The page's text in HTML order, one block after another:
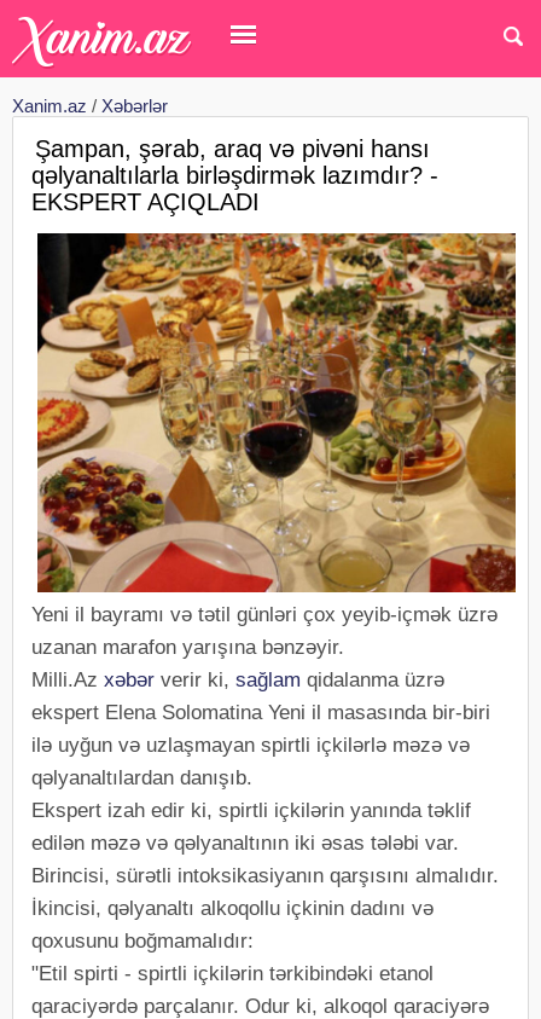
Xanim.az / Xəbərlər
Şampan, şərab, araq və pivəni hansı
qəlyanaltılarla birləşdirmək lazımdır? -
EKSPERT AÇIQLADI
Yeni il bayramı və tətil günləri çox yeyib-içmək üzrə
uzanan marafon yarışına bənzəyir.
Milli.Az xəbər verir ki, sağlam qidalanma üzrə
ekspert Elena Solomatina Yeni il masasında bir-biri
ilə uyğun və uzlaşmayan spirtli içkilərlə məzə və
qəlyanaltılardan danışıb.
Ekspert izah edir ki, spirtli içkilərin yanında təklif
edilən məzə və qəlyanaltının iki əsas tələbi var.
Birincisi, sürətli intoksikasiyanın qarşısını almalıdır.
İkincisi, qəlyanaltı alkoqollu içkinin dadını və
qoxusunu boğmamalıdır:
"Etil spirti - spirtli içkilərin tərkibindəki etanol
qaraciyərdə parçalanır. Odur ki, alkoqol qaraciyərə